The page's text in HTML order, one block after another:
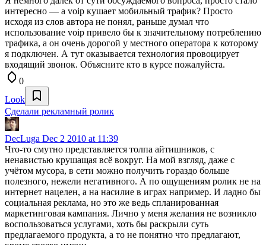
интересно — а voip кушает мобильный трафик? Просто
исходя из слов автора не понял, раньше думал что
использование voip привело бы к значительному потреблению
трафика, а он очень дорогой у местного оператора к которому
я подключен. А тут оказывается технология провоцирует
входящий звонок. Объясните кто в курсе пожалуйста.
0
Look
Сделали рекламный ролик
DecLuga Dec 2 2010 at 11:39
Что-то смутно представляется толпа айтишников, с
ненавистью крушащая всё вокруг. На мой взгляд, даже с
учётом мусора, в сети можно получить гораздо больше
полезного, нежели негативного. А по ощущениям ролик не на
интернет нацелен, а на насилие в играх например. И ладно бы
социальная реклама, но это же ведь спланированная
маркетинговая кампания. Лично у меня желания не возникло
воспользоваться услугами, хоть бы раскрыли суть
предлагаемого продукта, а то не понятно что предлагают,